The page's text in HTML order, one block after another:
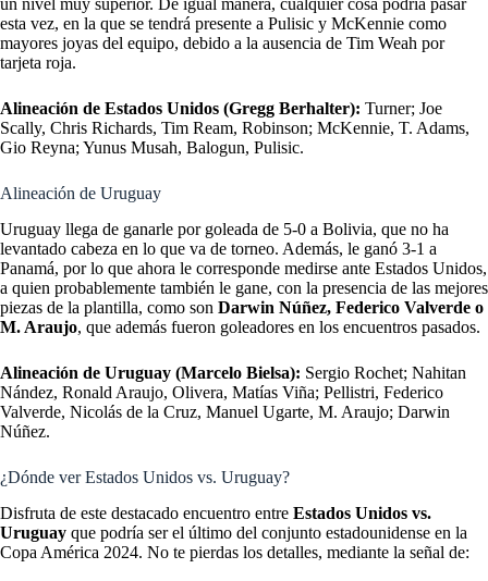
un nivel muy superior. De igual manera, cualquier cosa podría pasar
esta vez, en la que se tendrá presente a Pulisic y McKennie como
mayores joyas del equipo, debido a la ausencia de Tim Weah por
tarjeta roja.
Alineación de Estados Unidos (Gregg Berhalter): Turner; Joe
Scally, Chris Richards, Tim Ream, Robinson; McKennie, T. Adams,
Gio Reyna; Yunus Musah, Balogun, Pulisic.
Alineación de Uruguay
Uruguay llega de ganarle por goleada de 5-0 a Bolivia, que no ha
levantado cabeza en lo que va de torneo. Además, le ganó 3-1 a
Panamá, por lo que ahora le corresponde medirse ante Estados Unidos,
a quien probablemente también le gane, con la presencia de las mejores
piezas de la plantilla, como son Darwin Núñez, Federico Valverde o
M. Araujo, que además fueron goleadores en los encuentros pasados.
Alineación de Uruguay (Marcelo Bielsa): Sergio Rochet; Nahitan
Nández, Ronald Araujo, Olivera, Matías Viña; Pellistri, Federico
Valverde, Nicolás de la Cruz, Manuel Ugarte, M. Araujo; Darwin
Núñez.
¿Dónde ver Estados Unidos vs. Uruguay?
Disfruta de este destacado encuentro entre Estados Unidos vs.
Uruguay que podría ser el último del conjunto estadounidense en la
Copa América 2024. No te pierdas los detalles, mediante la señal de: